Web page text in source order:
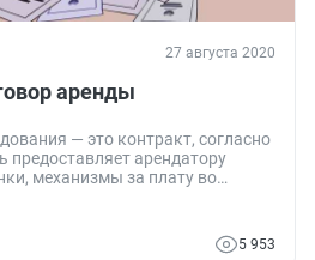
27 августа 2020
аренды
— это контракт, согласно
предоставляет арендатору
механизмы за плату во
5 953